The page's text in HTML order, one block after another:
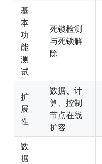
基
本
功
能
测
试
死锁检测
与死锁解
除
扩
展
性
数据、计
算、控制
节点在线
扩容
数
据